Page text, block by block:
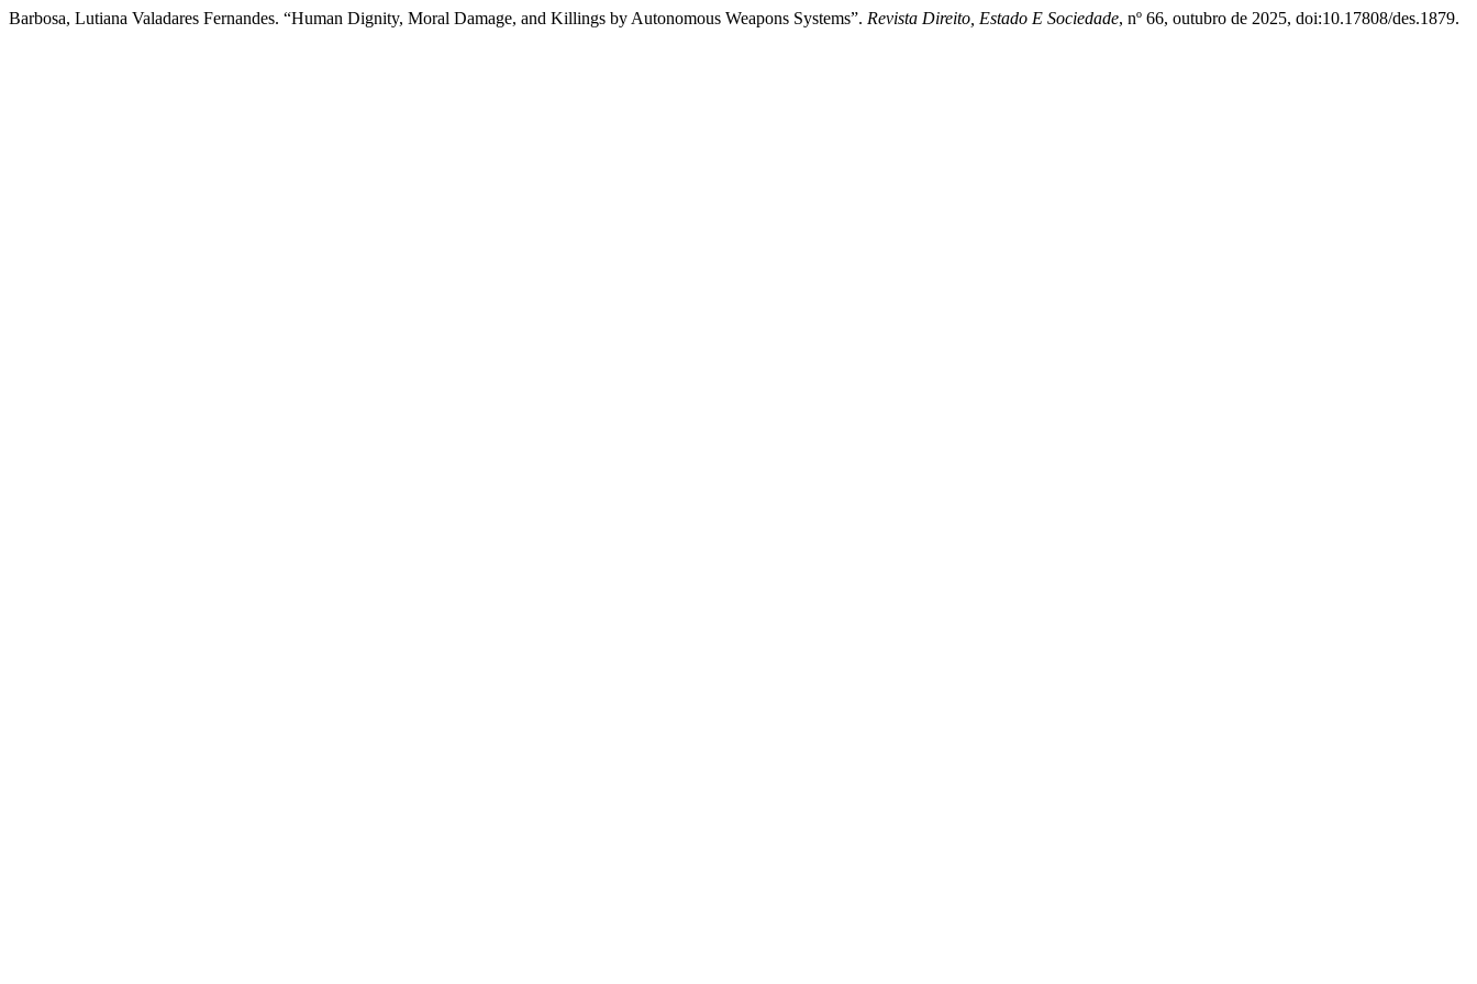
Barbosa, Lutiana Valadares Fernandes. “Human Dignity, Moral Damage, and Killings by Autonomous Weapons Systems”. Revista Direito, Estado E Sociedade, nº 66, outubro de 2025, doi:10.17808/des.1879.